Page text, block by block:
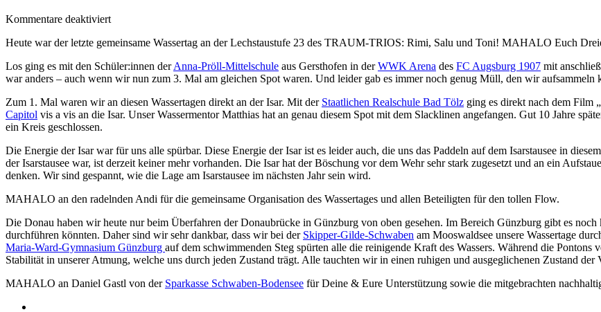
Kommentare deaktiviertfür
Wassertag
Teamwork
makes
dream
work
Heute war der letzte gemeinsame Wassertag an der Lechstaustufe 23 des TRAUM-TRIOS: Rimi, Salu und Toni! MAHALO Euch
Los ging es mit den Schüler:innen derAnna-Pröll-Mittelschule aus Gersthofen in derWWK Arena des FC Augsburg 1907 mit
war anders – auch wenn wir nun zum 3. Mal am gleichen Spot waren. Und leider gab es immer noch genug Müll, den wir
Zum 1. Mal waren wir an diesen Wassertagen direkt an der Isar. Mit der Staatlichen Realschule Bad Tölz ging es direkt nach dem Film
Capitol vis a vis an die Isar. Unser Wassermentor Matthias hat an genau diesem Spot mit dem Slacklinen angefangen. Gut 10 Jahre
ein Kreis geschlossen.
Die Energie der Isar war für uns alle spürbar. Diese Energie der Isar ist es leider auch, die uns das Paddeln auf dem Isarstausee in
der Isarstausee war, ist derzeit keiner mehr vorhanden. Die Isar hat der Böschung vor dem Wehr sehr stark zugesetzt und an ein
denken. Wir sind gespannt, wie die Lage am Isarstausee im nächsten Jahr sein wird.
MAHALO an den radelnden Andi für die gemeinsame Organisation des Wassertages und allen Beteiligten für den tollen Flow.
Die Donau haben wir heute nur beim Überfahren der Donaubrücke in Günzburg von oben gesehen. Im Bereich Günzburg gibt es
durchführen könnten. Daher sind wir sehr dankbar, dass wir bei der Skipper-Gilde-Schwaben am Mooswaldsee unsere Wassertage
Maria-Ward-Gymnasium Günzburg auf dem schwimmenden Steg spürten alle die reinigende Kraft des Wassers. Während die
Stabilität in unserer Atmung, welche uns durch jeden Zustand trägt. Alle tauchten wir in einen ruhigen und ausgeglichenen Zustand der
MAHALO an Daniel Gastl von der Sparkasse Schwaben-Bodensee für Deine & Eure Unterstützung sowie die mitgebrachten